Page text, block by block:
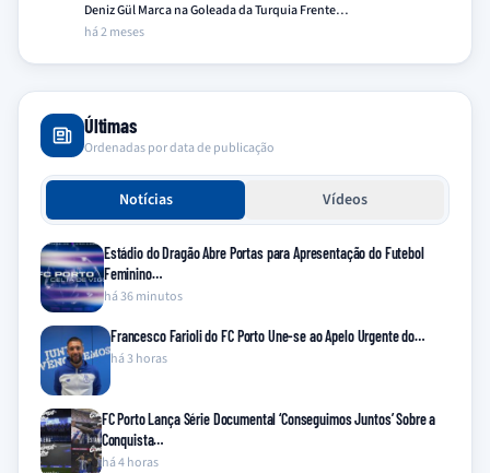
Deniz Gül Marca na Goleada da Turquia Frente…
há 2 meses
Últimas
Ordenadas por data de publicação
Notícias Vídeos
Estádio do Dragão Abre Portas para Apresentação do Futebol
Feminino…
há 36 minutos
Francesco Farioli do FC Porto Une-se ao Apelo Urgente do…
há 3 horas
FC Porto Lança Série Documental ‘Conseguimos Juntos’ Sobre a
Conquista…
há 4 horas